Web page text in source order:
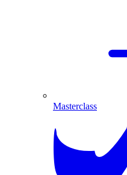
Masterclass